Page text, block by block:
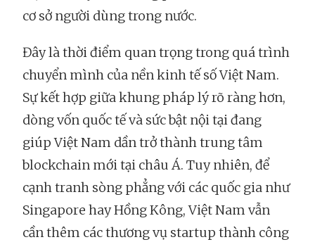
cơ sở người dùng trong nước.
Đây là thời điểm quan trọng trong quá trình
chuyển mình của nền kinh tế số Việt Nam.
Sự kết hợp giữa khung pháp lý rõ ràng hơn,
dòng vốn quốc tế và sức bật nội tại đang
giúp Việt Nam dần trở thành trung tâm
blockchain mới tại châu Á. Tuy nhiên, để
cạnh tranh sòng phẳng với các quốc gia như
Singapore hay Hồng Kông, Việt Nam vẫn
cần thêm các thương vụ startup thành công